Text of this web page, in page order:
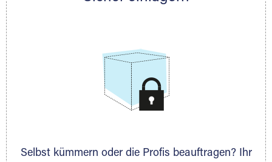
Selbst kümmern oder die Profis beauftragen? Ihr